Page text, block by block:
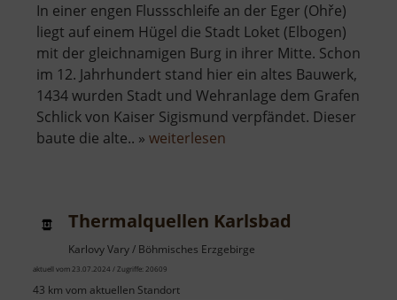
In einer engen Flussschleife an der Eger (Ohře)
liegt auf einem Hügel die Stadt Loket (Elbogen)
mit der gleichnamigen Burg in ihrer Mitte. Schon
im 12. Jahrhundert stand hier ein altes Bauwerk,
1434 wurden Stadt und Wehranlage dem Grafen
Schlick von Kaiser Sigismund verpfändet. Dieser
baute die alte.. » weiterlesen
Thermalquellen Karlsbad
Karlovy Vary / Böhmisches Erzgebirge
aktuell vom 23.07.2024 / Zugriffe: 20609
43 km vom aktuellen Standort